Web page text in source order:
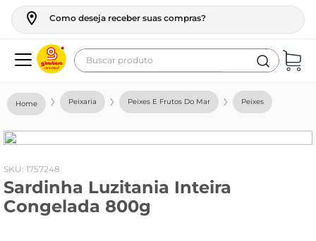
Como deseja receber suas compras?
Buscar produto
Peixaria Peixes E Frutos Do Mar Peixes
: 1757248
Sardinha Luzitania Inteira
Congelada 800g
geladeira
fogao
café
cerveja